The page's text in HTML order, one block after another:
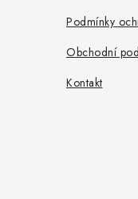
Podmínky
Obchodní
Kontakt